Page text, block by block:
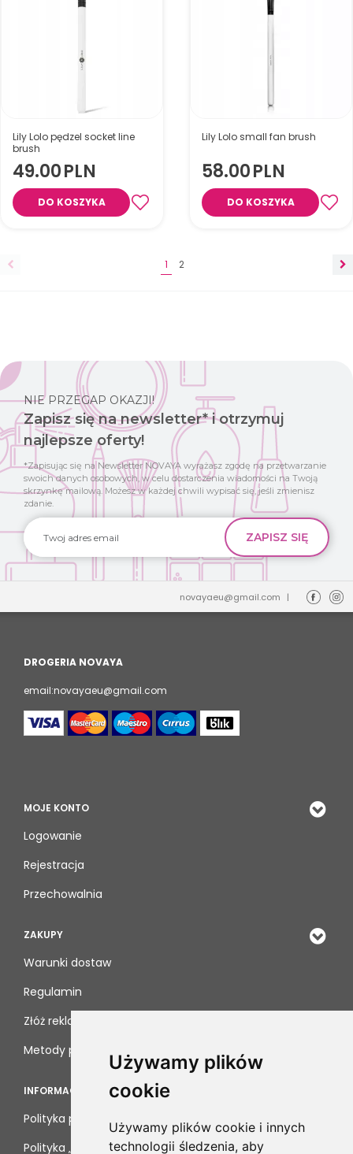
Używamy plików
cookie
Używamy plików cookie i innych
technologii śledzenia, aby
Lily Lolo pędzel socket line
brush
49.00PLN
DO KOSZYKA
Lily Lolo small fan brush
58.00PLN
DO KOSZYKA
1 2
NIE PRZEGAP OKAZJI!
Zapisz się na newsletter* i otrzymuj
najlepsze oferty!
*Zapisując się na Newsletter NOVAYA wyrażasz zgodę na przetwarzanie
swoich danych osobowych, w celu dostarczenia wiadomości na Twoją
skrzynkę mailową. Możesz w każdej chwili wypisać się, jeśli zmienisz
zdanie.
novayaeu@gmail.com |
DROGERIA NOVAYA
email:novayaeu@gmail.com
MOJE KONTO
Logowanie
Rejestracja
Przechowalnia
ZAKUPY
Warunki dostaw
Regulamin
Złóż reklamację
Metody płatności
INFORMACJE
Polityka prywatności
Polityka „cookies”